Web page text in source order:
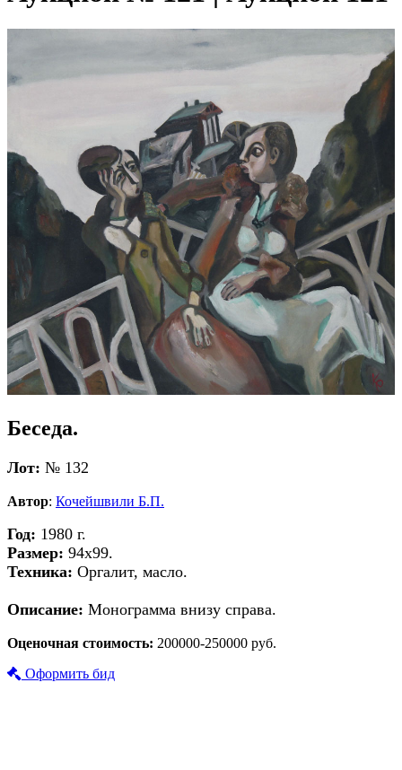
Беседа.
Лот: № 132
Автор: Кочейшвили Б.П.
Год: 1980 г.
Размер: 94х99.
Техника: Оргалит, масло.
Описание: Монограмма внизу справа.
Оценочная стоимость: 200000-250000 руб.
Оформить бид